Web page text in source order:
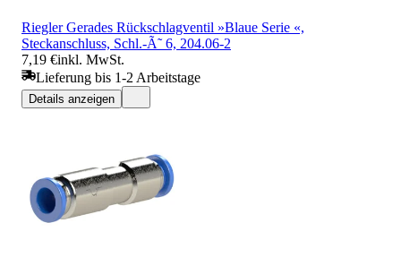
Riegler Gerades Rückschlagventil »Blaue Serie «,
Steckanschluss, Schl.-Ã˜ 6, 204.06-2
7,19 €inkl. MwSt.
Lieferung bis 1-2 Arbeitstage
Details anzeigen